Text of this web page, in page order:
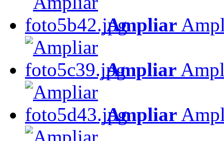
Ampliar
Ampliar
Ampliar